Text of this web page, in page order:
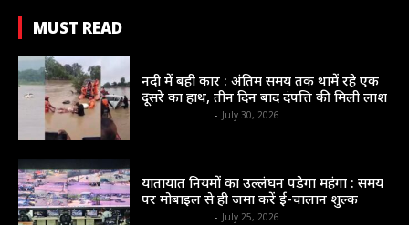
MUST READ
नदी में बही कार : अंतिम समय तक थामें रहे एक
दूसरे का हाथ, तीन दिन बाद दंपत्ति की मिली लाश
- July 30, 2026
यातायात नियमों का उल्लंघन पड़ेगा महंगा : समय
पर मोबाइल से ही जमा करें ई-चालान शुल्क
- July 25, 2026